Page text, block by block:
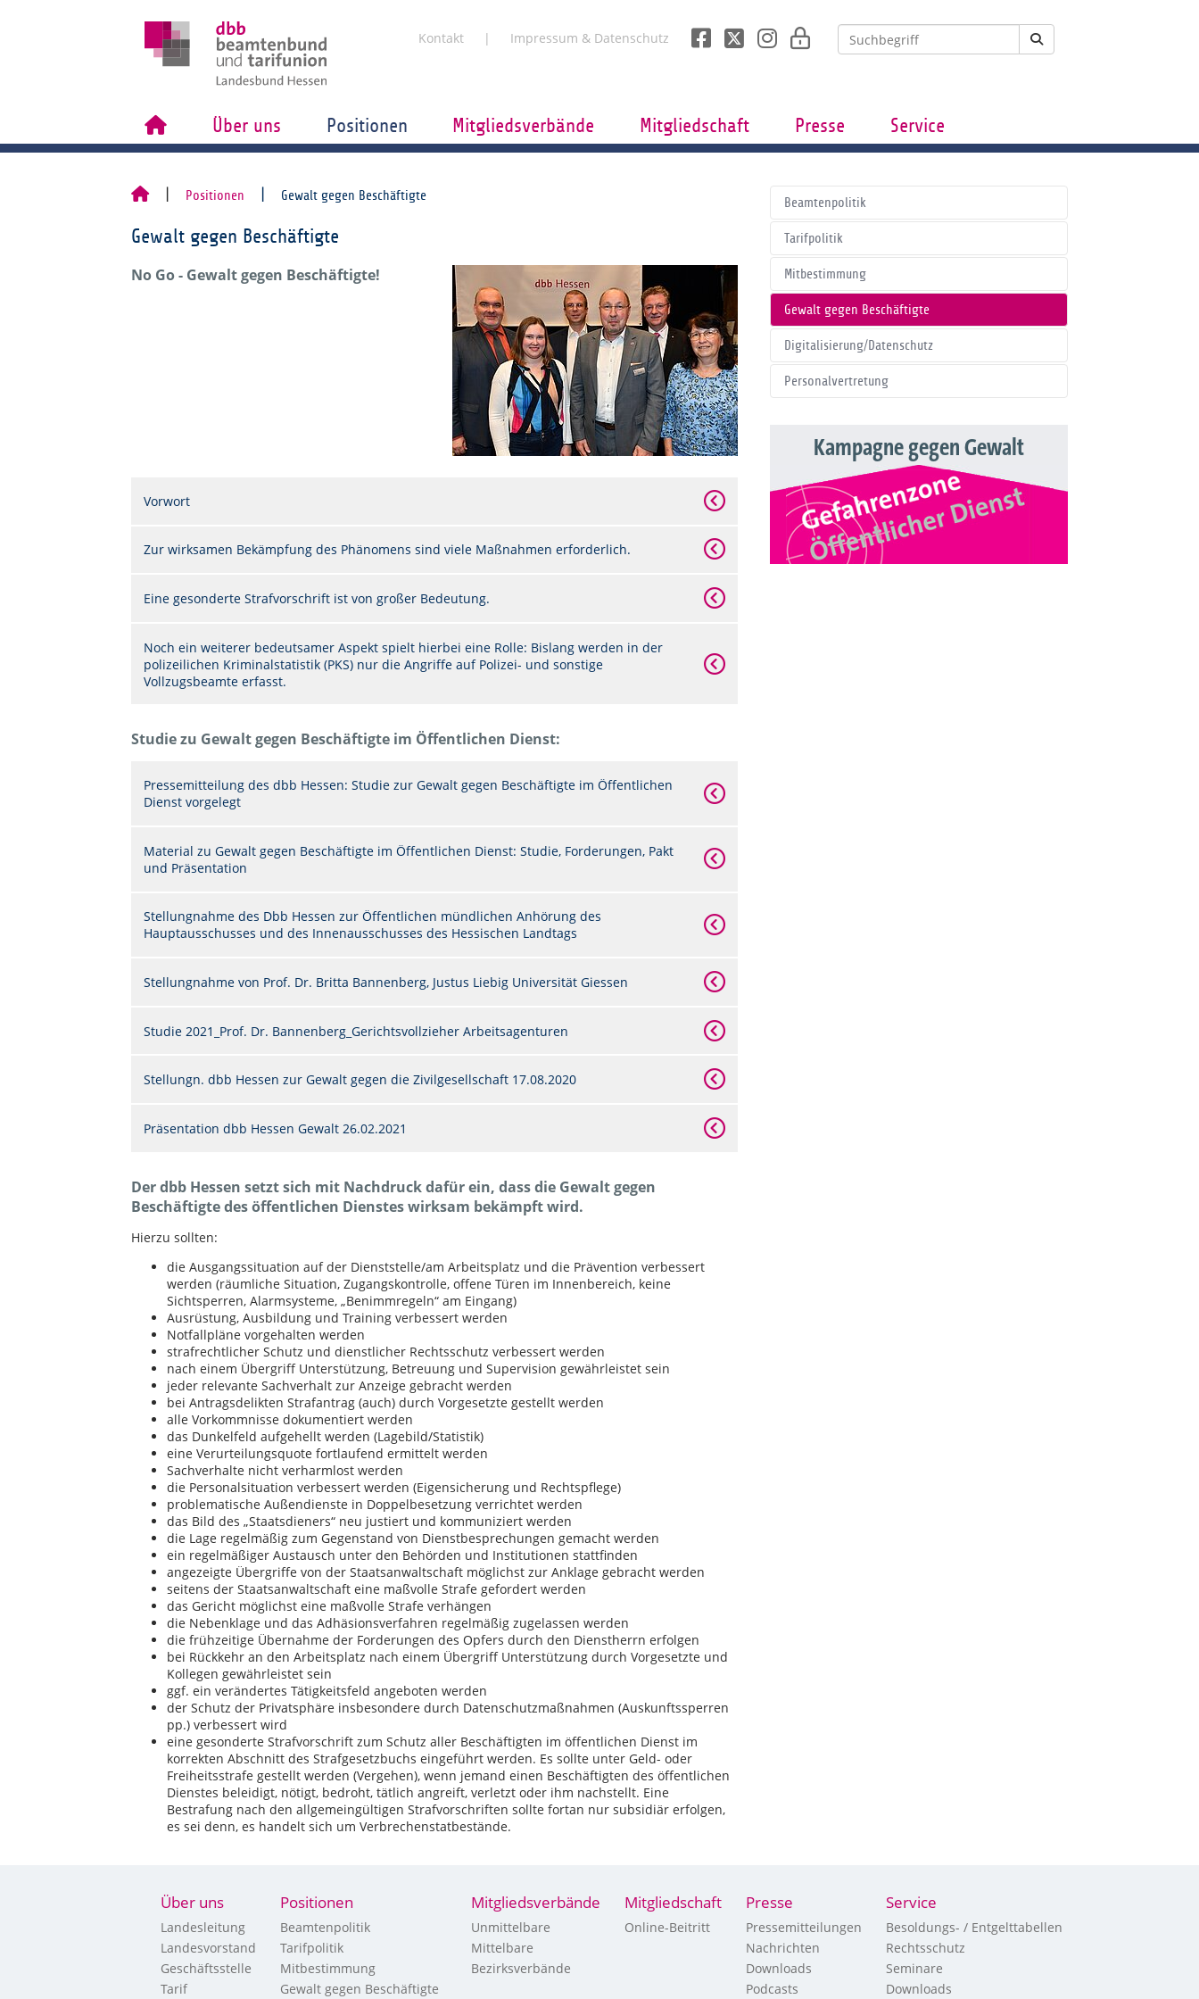
Kontakt Impressum & Datenschutz
Über uns Positionen Mitgliedsverbände Mitgliedschaft Presse Service
Positionen Gewalt gegen Beschäftigte
Gewalt gegen Beschäftigte
No Go - Gewalt gegen Beschäftigte!
Vorwort
Zur wirksamen Bekämpfung des Phänomens sind viele Maßnahmen erforderlich.
Eine gesonderte Strafvorschrift ist von großer Bedeutung.
Noch ein weiterer bedeutsamer Aspekt spielt hierbei eine Rolle: Bislang werden in der
polizeilichen Kriminalstatistik (PKS) nur die Angriffe auf Polizei- und sonstige
Vollzugsbeamte erfasst.
Studie zu Gewalt gegen Beschäftigte im Öffentlichen Dienst:
Pressemitteilung des dbb Hessen: Studie zur Gewalt gegen Beschäftigte im Öffentlichen
Dienst vorgelegt
Material zu Gewalt gegen Beschäftigte im Öffentlichen Dienst: Studie, Forderungen, Pakt
und Präsentation
Stellungnahme des Dbb Hessen zur Öffentlichen mündlichen Anhörung des
Hauptausschusses und des Innenausschusses des Hessischen Landtags
Stellungnahme von Prof. Dr. Britta Bannenberg, Justus Liebig Universität Giessen
Studie 2021_Prof. Dr. Bannenberg_Gerichtsvollzieher Arbeitsagenturen
Stellungn. dbb Hessen zur Gewalt gegen die Zivilgesellschaft 17.08.2020
Präsentation dbb Hessen Gewalt 26.02.2021
Der dbb Hessen setzt sich mit Nachdruck dafür ein, dass die Gewalt gegen
Beschäftigte des öffentlichen Dienstes wirksam bekämpft wird.
Hierzu sollten:
die Ausgangssituation auf der Dienststelle/am Arbeitsplatz und die Prävention verbessert
werden (räumliche Situation, Zugangskontrolle, offene Türen im Innenbereich, keine
Sichtsperren, Alarmsysteme, „Benimmregeln“ am Eingang)
Ausrüstung, Ausbildung und Training verbessert werden
Notfallpläne vorgehalten werden
strafrechtlicher Schutz und dienstlicher Rechtsschutz verbessert werden
nach einem Übergriff Unterstützung, Betreuung und Supervision gewährleistet sein
jeder relevante Sachverhalt zur Anzeige gebracht werden
bei Antragsdelikten Strafantrag (auch) durch Vorgesetzte gestellt werden
alle Vorkommnisse dokumentiert werden
das Dunkelfeld aufgehellt werden (Lagebild/Statistik)
eine Verurteilungsquote fortlaufend ermittelt werden
Sachverhalte nicht verharmlost werden
die Personalsituation verbessert werden (Eigensicherung und Rechtspflege)
problematische Außendienste in Doppelbesetzung verrichtet werden
das Bild des „Staatsdieners“ neu justiert und kommuniziert werden
die Lage regelmäßig zum Gegenstand von Dienstbesprechungen gemacht werden
ein regelmäßiger Austausch unter den Behörden und Institutionen stattfinden
angezeigte Übergriffe von der Staatsanwaltschaft möglichst zur Anklage gebracht werden
seitens der Staatsanwaltschaft eine maßvolle Strafe gefordert werden
das Gericht möglichst eine maßvolle Strafe verhängen
die Nebenklage und das Adhäsionsverfahren regelmäßig zugelassen werden
die frühzeitige Übernahme der Forderungen des Opfers durch den Dienstherrn erfolgen
bei Rückkehr an den Arbeitsplatz nach einem Übergriff Unterstützung durch Vorgesetzte und
Kollegen gewährleistet sein
ggf. ein verändertes Tätigkeitsfeld angeboten werden
der Schutz der Privatsphäre insbesondere durch Datenschutzmaßnahmen (Auskunftssperren
pp.) verbessert wird
eine gesonderte Strafvorschrift zum Schutz aller Beschäftigten im öffentlichen Dienst im
korrekten Abschnitt des Strafgesetzbuchs eingeführt werden. Es sollte unter Geld- oder
Freiheitsstrafe gestellt werden (Vergehen), wenn jemand einen Beschäftigten des öffentlichen
Dienstes beleidigt, nötigt, bedroht, tätlich angreift, verletzt oder ihm nachstellt. Eine
Bestrafung nach den allgemeingültigen Strafvorschriften sollte fortan nur subsidiär erfolgen,
es sei denn, es handelt sich um Verbrechenstatbestände.
Beamtenpolitik
Tarifpolitik
Mitbestimmung
Gewalt gegen Beschäftigte
Digitalisierung/Datenschutz
Personalvertretung
Kampagne gegen Gewalt
Über uns
Landesleitung
Landesvorstand
Geschäftsstelle
Tarif
Positionen
Beamtenpolitik
Tarifpolitik
Mitbestimmung
Gewalt gegen Beschäftigte
Mitgliedsverbände
Unmittelbare
Mittelbare
Bezirksverbände
Mitgliedschaft
Online-Beitritt
Presse
Pressemitteilungen
Nachrichten
Downloads
Podcasts
Service
Besoldungs- / Entgelttabellen
Rechtsschutz
Seminare
Downloads